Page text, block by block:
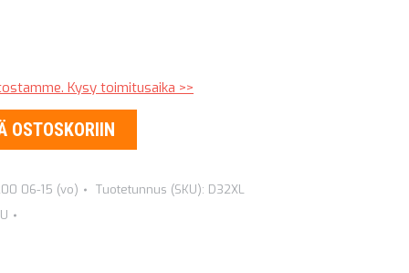
Kysy toimitusaika >>
OSTOSKORIIN
06-15 (vo) Tuotetunnus (SKU): D32XL